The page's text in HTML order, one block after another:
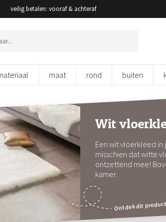
veilig betalen: vooraf & achteraf
maat rond buiten
Wit
Een wit vloerkleed in
misschien dat witte
ontzettend mee!
kamer.
Ontdek dit product